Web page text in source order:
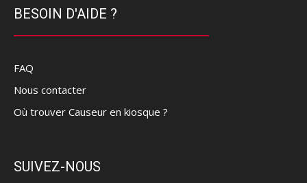
BESOIN D'AIDE ?
FAQ
Nous contacter
Où trouver Causeur en kiosque ?
SUIVEZ-NOUS